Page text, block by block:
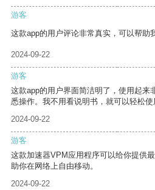
游客
这款app的用户评论非常真实，可以帮助
2024-09-22
游客
这款app的用户界面简洁明了，使用起来
悉操作。我不用看说明书，就可以轻松使
2024-09-22
游客
这款加速器VPM应用程序可以给你提供
助你在网络上自由移动。
2024-09-22